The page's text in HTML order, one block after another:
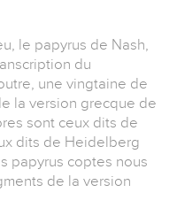
le papyrus de Nash,
du
une vingtaine de
la version grecque de
sont ceux dits de
dits de Heidelberg
papyrus coptes nous
de la version